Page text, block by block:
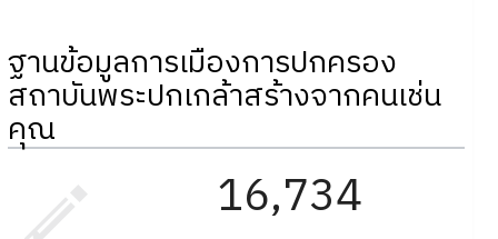
ฐานข้อมูลการเมืองการปกครอง
สถาบันพระปกเกล้าสร้างจากคนเช่น
คุณ
16,734